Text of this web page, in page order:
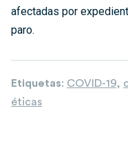
afectadas por
paro.
Etiquetas: COVID-19,
éticas